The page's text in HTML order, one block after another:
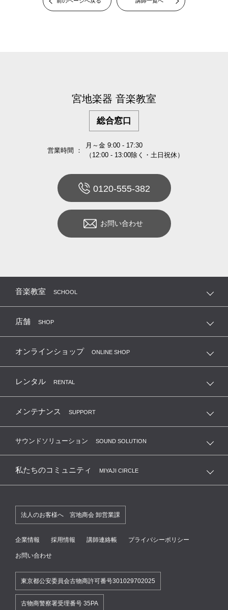
宮地楽器 音楽教室
総合窓口
営業時間 ：
月～金 9:00 - 17:30
（12:00 - 13:00除く・土日祝休）
0120-555-382
お問い合わせ
音楽教室 SCHOOL
店舗 SHOP
オンラインショップ ONLINE SHOP
レンタル RENTAL
メンテナンス SUPPORT
サウンドソリューション SOUND SOLUTION
私たちのコミュニティ MIYAJI CIRCLE
法人のお客様へ 宮地商会 卸営業課
企業情報 採用情報 講師連絡帳 プライバシーポリシー
お問い合わせ
東京都公安委員会古物商許可番号301029702025
古物商警察署受理番号 35PA